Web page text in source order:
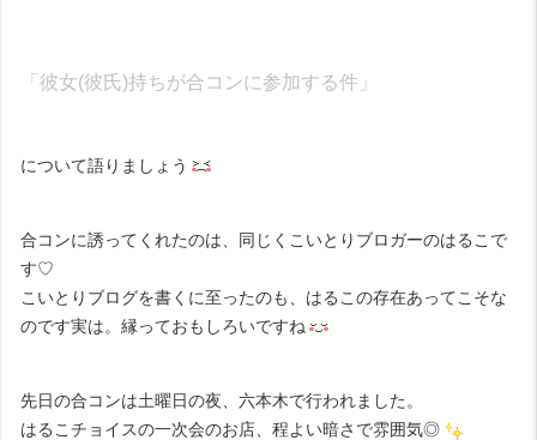
「彼女(彼氏)持ちが合コンに参加する件」
について語りましょう
合コンに誘ってくれたのは、同じくこいとりブロガーのはるこ で
す♡
こいとりブログを書くに至ったのも、はるこの存在あってこそな
のです実は。縁っておもしろいですね
先日の合コンは土曜日の夜、六本木で行われました。
はるこチョイスの一次会のお店、程よい暗さで雰囲気◎